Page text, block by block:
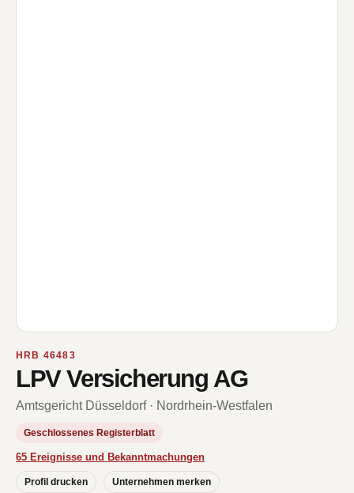
HRB 46483
LPV Versicherung AG
Amtsgericht Düsseldorf · Nordrhein-Westfalen
Geschlossenes Registerblatt
65 Ereignisse und Bekanntmachungen
Profil drucken Unternehmen merken